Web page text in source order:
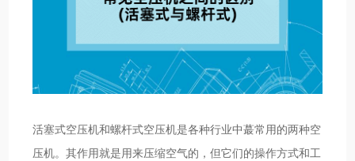
活塞式空压机和螺杆式空压机是各种行业中蕞常用的两种空
压机。其作用就是用来压缩空气的，但它们的操作方式和工